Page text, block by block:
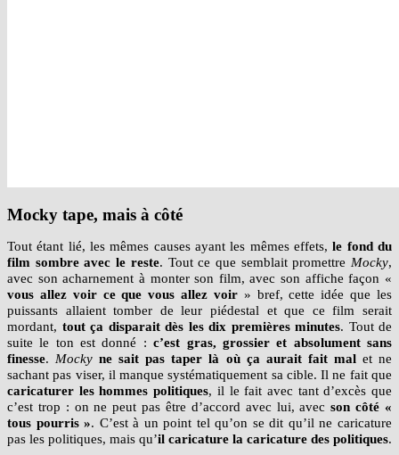
Mocky tape, mais à côté
Tout étant lié, les mêmes causes ayant les mêmes effets,le fond du
film sombre avec le reste. Tout ce que semblait promettreMocky,
avec son acharnement à monter son film, avec son affiche façon «
vous allez voir ce que vous allez voir » bref, cette idée que les
puissants allaient tomber de leur piédestal et que ce film serait
mordant, tout ça disparait dès les dix premières minutes. Tout de
suite le ton est donné :c’est gras, grossier et absolument sans
finesse.Mocky ne sait pas taper là où ça aurait fait malet ne
sachant pas viser, il manque systématiquement sa cible. Il ne fait que
caricaturer les hommes politiques, il le fait avec tant d’excès que
c’est trop : on ne peut pas être d’accord avec lui, avecson côté «
tous pourris ». C’est à un point tel qu’on se dit qu’il ne caricature
pas les politiques, mais qu’ il caricature la caricature des politiques.